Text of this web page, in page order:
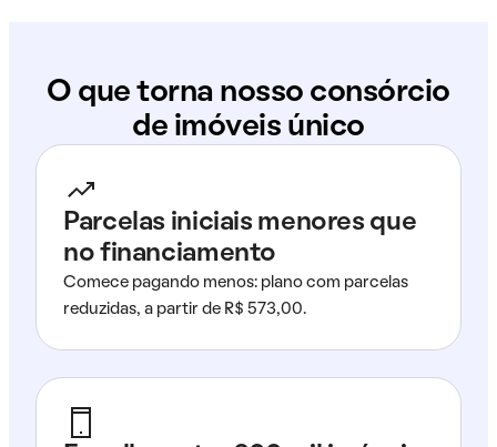
O que torna nosso consórcio
de imóveis único
Parcelas iniciais menores que
no financiamento
Comece pagando menos: plano com parcelas
reduzidas, a partir de R$ 573,00.